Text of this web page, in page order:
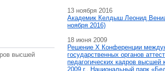
высшей
13 ноября 2016
Академик Келдыш Леонид
ноября 2016)
18 июня 2009
Решение X Конференции
государственных органов
педагогических кадров
2009 г., Национальный парк